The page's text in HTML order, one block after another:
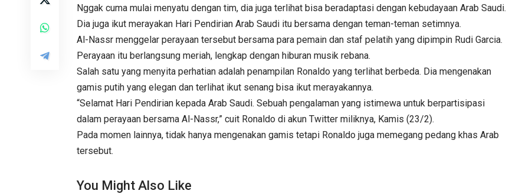
Nggak cuma mulai menyatu dengan tim, dia juga terlihat bisa beradaptasi dengan kebudayaan Arab Saudi.
Dia juga ikut merayakan Hari Pendirian Arab Saudi itu bersama dengan teman-teman setimnya.
Al-Nassr menggelar perayaan tersebut bersama para pemain dan staf pelatih yang dipimpin Rudi Garcia.
Perayaan itu berlangsung meriah, lengkap dengan hiburan musik rebana.
Salah satu yang menyita perhatian adalah penampilan Ronaldo yang terlihat berbeda. Dia mengenakan
gamis putih yang elegan dan terlihat ikut senang bisa ikut merayakannya.
“Selamat Hari Pendirian kepada Arab Saudi. Sebuah pengalaman yang istimewa untuk berpartisipasi
dalam perayaan bersama Al-Nassr,” cuit Ronaldo di akun Twitter miliknya, Kamis (23/2).
Pada momen lainnya, tidak hanya mengenakan gamis tetapi Ronaldo juga memegang pedang khas Arab
tersebut.
You Might Also Like